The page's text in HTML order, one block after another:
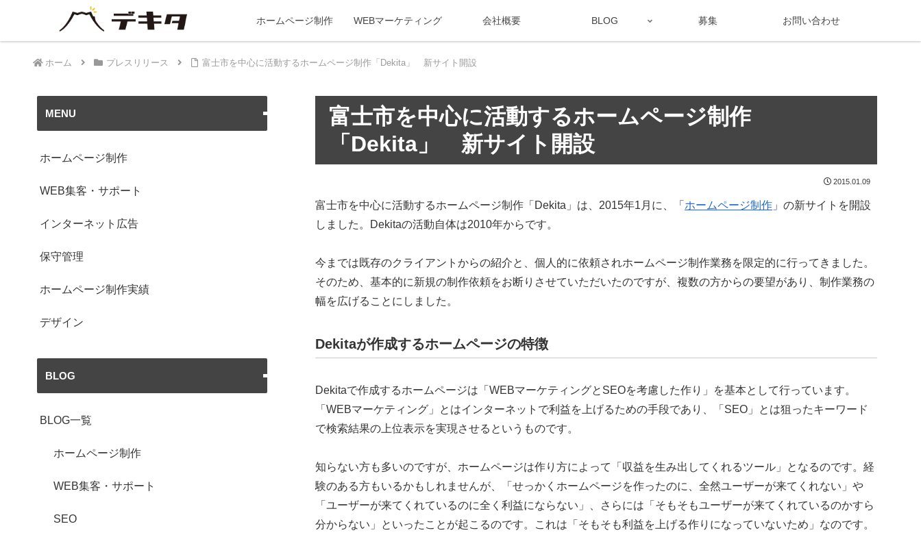
ホームページ制作 WEBマーケティング 会社概要 BLOG 募集 お問い合わせ
ホーム プレスリリース 富士市を中心に活動するホームページ制作「Dekita」 新サイト開設
富士市を中心に活動するホームページ制作
「Dekita」 新サイト開設
2015.01.09
富士市を中心に活動するホームページ制作「Dekita」は、2015年1月に、「 ホームページ制作 」の新サイトを開設
しました。Dekitaの活動自体は2010年からです。
今までは既存のクライアントからの紹介と、個人的に依頼されホームページ制作業務を限定的に行ってきました。
そのため、基本的に新規の制作依頼をお断りさせていただいたのですが、複数の方からの要望があり、制作業務の
幅を広げることにしました。
Dekitaが作成するホームページの特徴
Dekitaで作成するホームページは「WEBマーケティングとSEOを考慮した作り」を基本として行っています。
「WEBマーケティング」とはインターネットで利益を上げるための手段であり、「SEO」とは狙ったキーワード
で検索結果の上位表示を実現させるというものです。
知らない方も多いのですが、ホームページは作り方によって「収益を生み出してくれるツール」となるのです。経
験のある方もいるかもしれませんが、「せっかくホームページを作ったのに、全然ユーザーが来てくれない」や
「ユーザーが来てくれているのに全く利益にならない」、さらには「そもそもユーザーが来てくれているのかすら
分からない」といったことが起こるのです。これは「そもそも利益を上げる作りになっていないため」なのです。
MENU
ホームページ制作
WEB集客・サポート
インターネット広告
保守管理
ホームページ制作実績
デザイン
BLOG
BLOG一覧
ホームページ制作
WEB集客・サポート
SEO